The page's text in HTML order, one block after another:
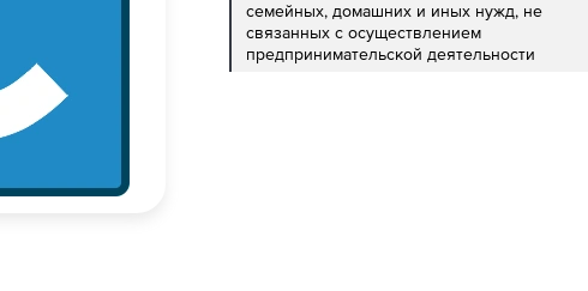
семейных, домашних и иных нужд, не
связанных с осуществлением
предпринимательской деятельности